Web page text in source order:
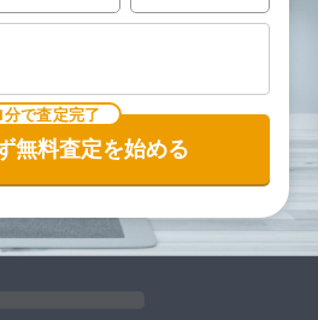
分で査定完了
無料査定を始める